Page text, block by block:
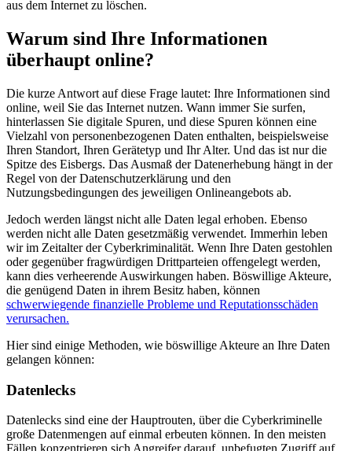
aus dem Internet zu löschen.
Warum sind Ihre Informationen
überhaupt online?
Die kurze Antwort auf diese Frage lautet: Ihre Informationen sind
online, weil Sie das Internet nutzen. Wann immer Sie surfen,
hinterlassen Sie digitale Spuren, und diese Spuren können eine
Vielzahl von personenbezogenen Daten enthalten, beispielsweise
Ihren Standort, Ihren Gerätetyp und Ihr Alter. Und das ist nur die
Spitze des Eisbergs. Das Ausmaß der Datenerhebung hängt in der
Regel von der Datenschutzerklärung und den
Nutzungsbedingungen des jeweiligen Onlineangebots ab.
Jedoch werden längst nicht alle Daten legal erhoben. Ebenso
werden nicht alle Daten gesetzmäßig verwendet. Immerhin leben
wir im Zeitalter der Cyberkriminalität. Wenn Ihre Daten gestohlen
oder gegenüber fragwürdigen Drittparteien offengelegt werden,
kann dies verheerende Auswirkungen haben. Böswillige Akteure,
die genügend Daten in ihrem Besitz haben, können
schwerwiegende finanzielle Probleme und Reputationsschäden
verursachen.
Hier sind einige Methoden, wie böswillige Akteure an Ihre Daten
gelangen können:
Datenlecks
Datenlecks sind eine der Hauptrouten, über die Cyberkriminelle
große Datenmengen auf einmal erbeuten können. In den meisten